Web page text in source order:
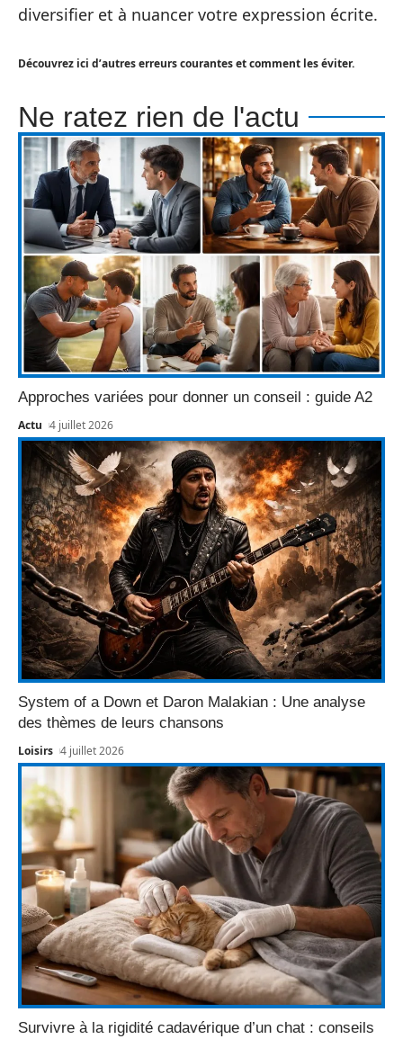
diversifier et à nuancer votre expression écrite.
Découvrez ici d’autres erreurs courantes et comment les éviter.
Ne ratez rien de l'actu
Approches variées pour donner un conseil : guide A2
Actu 4 juillet 2026
System of a Down et Daron Malakian : Une analyse
des thèmes de leurs chansons
Loisirs 4 juillet 2026
Survivre à la rigidité cadavérique d’un chat : conseils